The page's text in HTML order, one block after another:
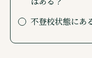
不登校状態にあ